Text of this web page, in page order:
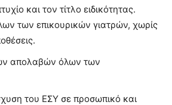
και τον τίτλο ειδικότητας.
των επικουρικών γιατρών, χωρίς
απολαβών όλων των
του ΕΣΥ σε προσωπικό και